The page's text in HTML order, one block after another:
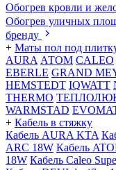
Обогрев кровли и
Обогрев уличных
бренду
+ Маты пол под
AURA АТОМ CALEO
EBERLE GRAND
HEMSTEDT IQWATT
THERMO
WARMSTAD
+ Кабель в стяжку
Кабель AURA KTA
ARC 18W Кабель
18W Кабель Caleo